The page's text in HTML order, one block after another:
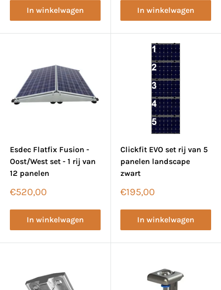
In winkelwagen In winkelwagen
Esdec Flatfix Fusion -
Oost/West set - 1 rij van
12 panelen
Verkoopprijs
€520,00
In winkelwagen
Clickfit EVO set rij van 5
panelen landscape
zwart
Verkoopprijs
€195,00
In winkelwagen